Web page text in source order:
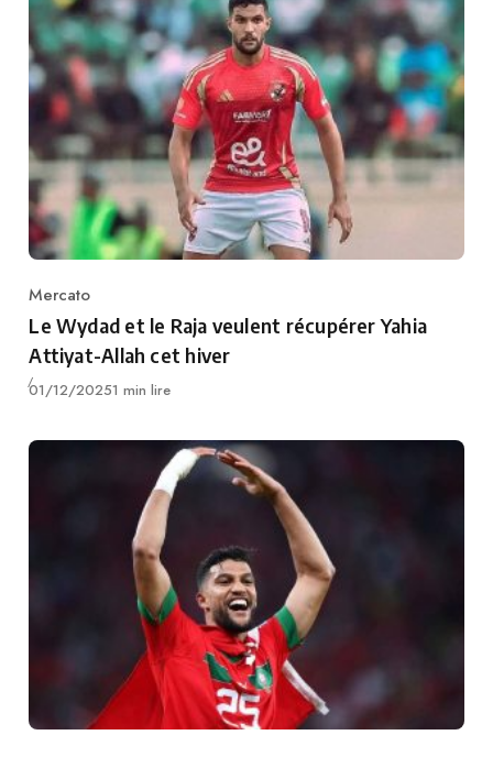
Category
Mercato
Le Wydad et le Raja veulent récupérer Yahia
Attiyat-Allah cet hiver
Publié
01/12/20251 min lire